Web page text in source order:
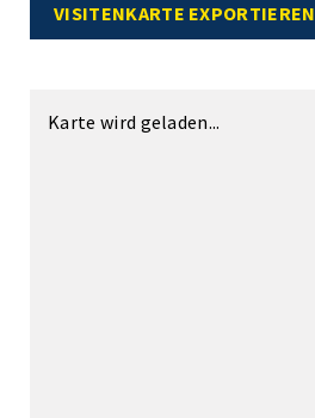
VISITENKARTE EXPORTIEREN
Karte wird geladen...